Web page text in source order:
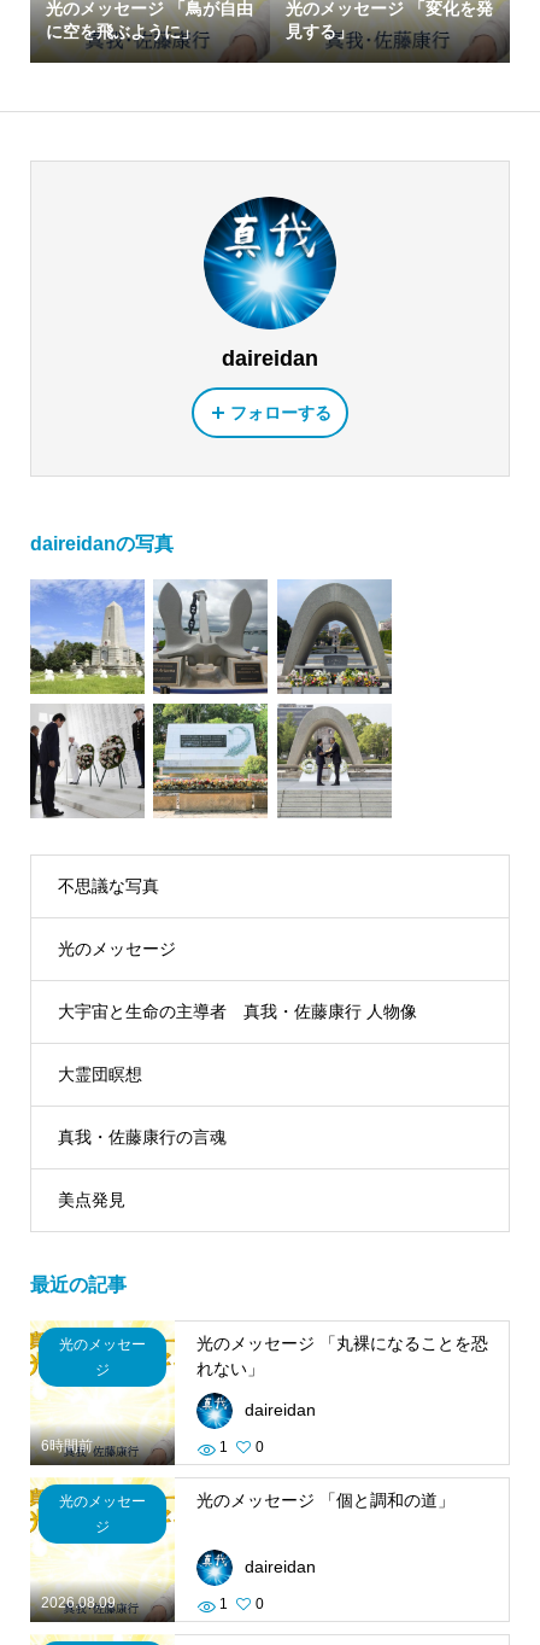
光のメッセージ 「鳥が自由
に空を飛ぶように」
光のメッセージ 「変化を発
見する」
daireidan
フォローする
daireidanの写真
不思議な写真
光のメッセージ
大宇宙と生命の主導者 真我・佐藤康行 人物像
大霊団瞑想
真我・佐藤康行の言魂
美点発見
最近の記事
6時間前
光のメッセー
ジ
光のメッセージ 「丸裸になることを恐
れない」
daireidan
1 0
2026.08.09
光のメッセー
ジ
光のメッセージ 「個と調和の道」
daireidan
1 0